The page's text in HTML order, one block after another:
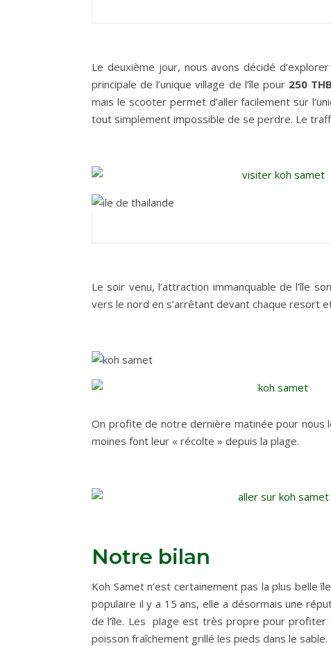
Le deuxième jour, nous avons décidé
principale de l’unique village de l’île pour250
mais le scooter permet d’aller facilement sur
tout simplement impossible de se perdre. Le
Le soir venu, l’attraction immanquable de l’île
vers le nord en s’arrêtant devant chaque resort
On profite de notre dernière matinée pour nous
moines font leur « récolte » depuis la plage.
Notre bilan
Koh Samet n’est certainement pas la plus belle
populaire il y a 15 ans, elle a désormais une
de l’île. Les plage est très propre pour profiter
poisson fraîchement grillé les pieds dans le sable.